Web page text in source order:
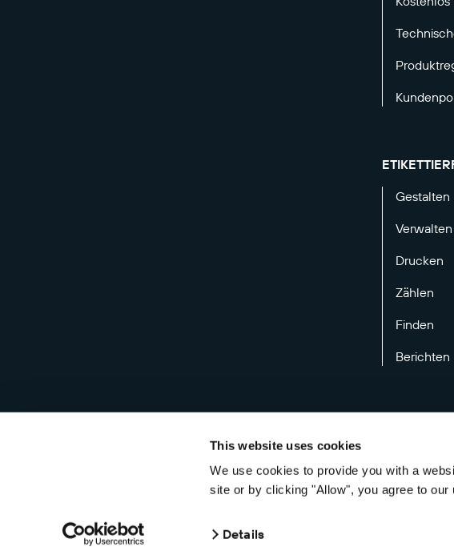
This website uses cookies
We use cookies to provide you with a
site or by clicking "Allow", you agree to
Details
Gestalten
Verwalten
Drucken
Zählen
Finden
Berichten
© 2026 Seagull Software, LLC. Alle Rechte vorbehalten.